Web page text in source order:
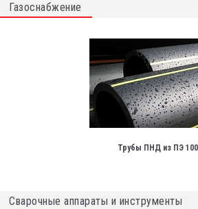
Газоснабжение
Трубы ПНД из ПЭ 100
Сварочные аппараты и инструменты